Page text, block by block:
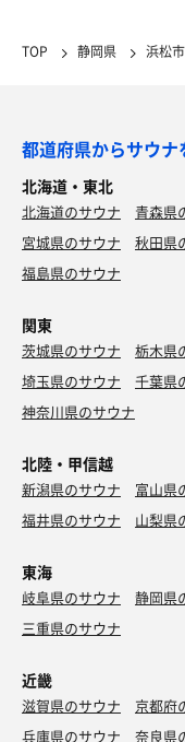
TOP 静岡県 浜松市
都道府県からサウナ
北海道・東北
北海道のサウナ 青森県
宮城県のサウナ
秋田県
福島県のサウナ
関東
茨城県のサウナ 栃木県
埼玉県のサウナ
千葉県
神奈川県のサウナ
北陸・甲信越
新潟県のサウナ 富山県
福井県のサウナ
山梨県
東海
岐阜県のサウナ 静岡県
三重県のサウナ
近畿
滋賀県のサウナ 京都府
兵庫県のサウナ
奈良県